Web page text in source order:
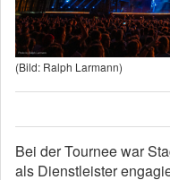
(Bild: Ralph Larmann)
Bei der Tournee war
als Dienstleister